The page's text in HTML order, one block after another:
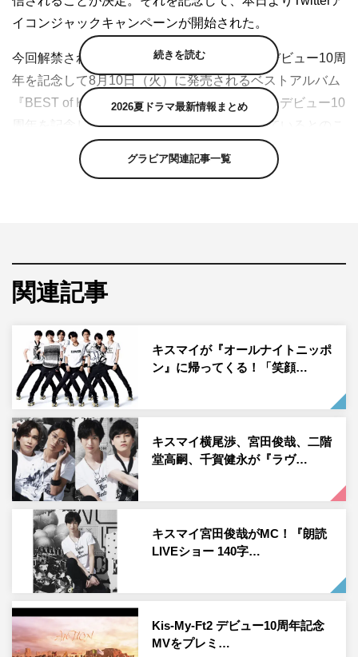
イコンジャックキャンペーンが開始された。
今回解禁される楽曲は全シングル曲に加え、デビュー10周
年を記念して8月10日（火）に発売されるベストアルバム
『BEST of Kis-My-Ft2』に収録される全66曲。デビュー10
周年を記念した期間限定での企画も予定されているとのこ
これに先立ち、本日からKis-My-Ft2のデビュー10周年と
する。
ここだけの記念限定デザインは当日に明かされるとのこと
で、期待が高まる。詳細はTwitterキャンペーン特設サイト
を参照。さらに、LINE MUSICオフィシャルTwitterでは、
毎朝10時にメンバーのソロショットを使用したカウントダ
ウン画像を公開中とのことで、こちらも見逃せない。
WEB
Twitterキャンペーン特設サイト：https://kis-my-
ft2linemusic.beluga.tokyo/
LINE MUSIC公式Twitter：
https://twitter.com/LINEMUSIC_JP
LINE MUSIC公式サイト：
Kis-My-Ft2レーベル公式サイト：
Kis-My-Ft2公式サイト：https://www.johnnys-net.jp/page?
id=artistTop&artist=17
続きを読む
2026夏ドラマ最新情報まとめ
グラビア関連記事一覧
関連記事
キスマイが『オールナイトニッポ
ン』に帰ってくる！「笑顔…
キスマイ横尾渉、宮田俊哉、二階
堂高嗣、千賀健永が『ラヴ…
キスマイ宮田俊哉がMC！『朗読
LIVEショー 140字…
Kis-My-Ft2 デビュー10周年記念
MVをプレミ…